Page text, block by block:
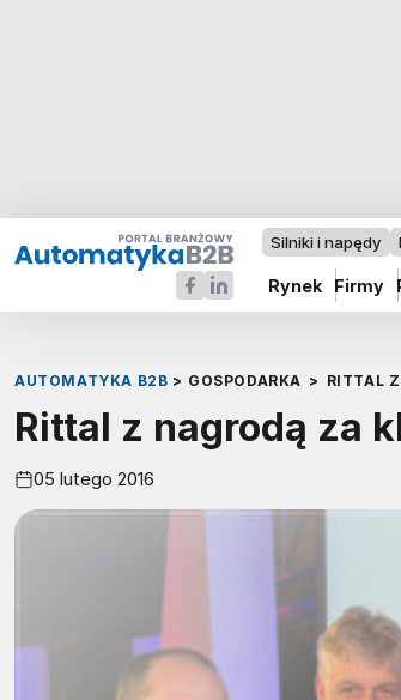
Silniki i napędy
Rynek Firmy
AUTOMATYKA B2B > GOSPODARKA > RITTAL
Rittal z nagrodą za
05 lutego 2016